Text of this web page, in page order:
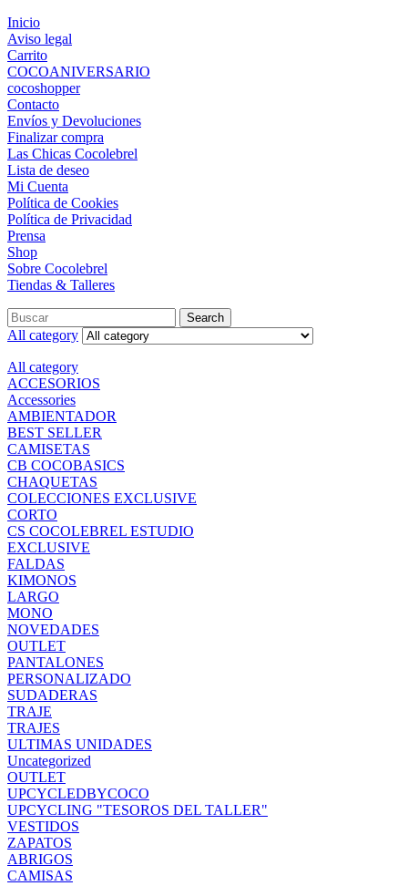
Inicio
Aviso legal
Carrito
COCOANIVERSARIO
cocoshopper
Contacto
Envíos y Devoluciones
Finalizar compra
Las Chicas Cocolebrel
Lista de deseo
Mi Cuenta
Política de Cookies
Política de Privacidad
Prensa
Shop
Sobre Cocolebrel
Tiendas & Talleres
Search
All category
All category
ACCESORIOS
Accessories
AMBIENTADOR
BEST SELLER
CAMISETAS
CB COCOBASICS
CHAQUETAS
COLECCIONES EXCLUSIVE
CORTO
CS COCOLEBREL ESTUDIO
EXCLUSIVE
FALDAS
KIMONOS
LARGO
MONO
NOVEDADES
OUTLET
PANTALONES
PERSONALIZADO
SUDADERAS
TRAJE
TRAJES
ULTIMAS UNIDADES
Uncategorized
OUTLET
UPCYCLEDBYCOCO
UPCYCLING "TESOROS DEL TALLER"
VESTIDOS
ZAPATOS
ABRIGOS
CAMISAS